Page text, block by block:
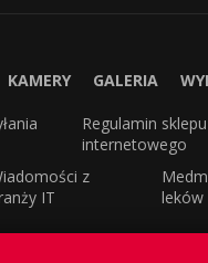
KAMERY GALERIA
Regulamin sklepu
internetowego
z
IT
leków